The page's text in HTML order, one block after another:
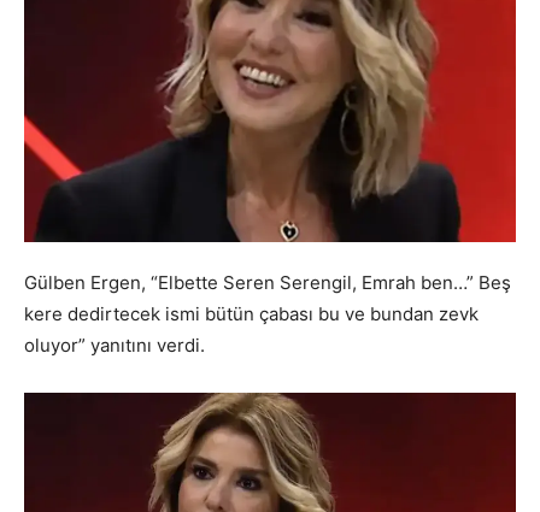
Gülben Ergen, “Elbette Seren Serengil, Emrah ben…” Beş
kere dedirtecek ismi bütün çabası bu ve bundan zevk
oluyor” yanıtını verdi.